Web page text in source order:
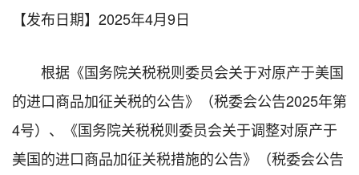
【发布日期】 2025年4月9日
根据《国务院关税税则委员会关于对原产于美国
的进口商品加征关税的公告》（税委会公告2025年第
4号）、《国务院关税税则委员会关于调整对原产于
美国的进口商品加征关税措施的公告》（税委会公告